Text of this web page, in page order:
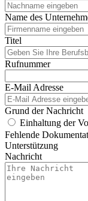
Name des
Titel
Rufnummer
E-Mail Adresse
Grund der Nachricht
Einhaltung der
Fehlende
Unterstützung
Nachricht